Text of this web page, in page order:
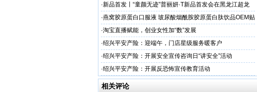
超龙医美成功举办！胶原领域创新突破，引领胶原抗
·新品首发丨“童颜无迹”普丽妍·T新品首发会在黑龙江超龙
成功举办 李远宏教授受邀参会并进行相关学术交流
·燕窝胶原蛋白口服液 玻尿酸烟酰胺胶原蛋白肽饮品OEM贴
牌
·淘宝直播赋能，创业女性加“数”发展
·绍兴平安产险：迎端午，门店星级服务暖客户
·绍兴平安产险：开展安全宣传咨询日“讲安全”活动
·绍兴平安产险：开展反恐怖宣传教育活动
相关评论